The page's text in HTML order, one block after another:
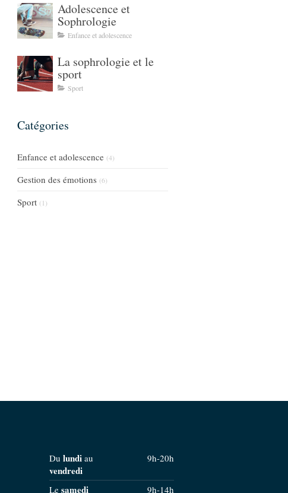
Adolescence et
Sophrologie
Enfance et adolescence
La sophrologie et le
sport
Sport
Catégories
Enfance et adolescence (4)
Gestion des émotions (6)
Sport (1)
Du lundi au
vendredi
9h-20h
Le samedi 9h-14h